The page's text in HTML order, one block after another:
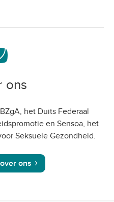
ons
het Duits Federaal
en Sensoa, het
Seksuele Gezondheid.
ons